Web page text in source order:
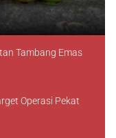
Tambang Emas
Operasi Pekat